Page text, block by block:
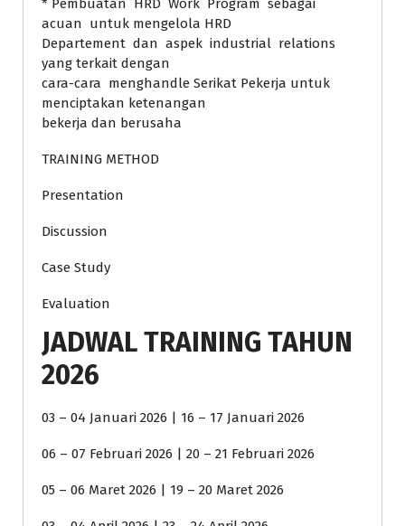
* Pembuatan HRD Work Program sebagai
acuan untuk mengelola HRD
Departement dan aspek industrial relations
yang terkait dengan
cara-cara menghandle Serikat Pekerja untuk
menciptakan ketenangan
bekerja dan berusaha
TRAINING METHOD
Presentation
Discussion
Case Study
Evaluation
JADWAL TRAINING TAHUN
2026
03 – 04 Januari 2026 | 16 – 17 Januari 2026
06 – 07 Februari 2026 | 20 – 21 Februari 2026
05 – 06 Maret 2026 | 19 – 20 Maret 2026